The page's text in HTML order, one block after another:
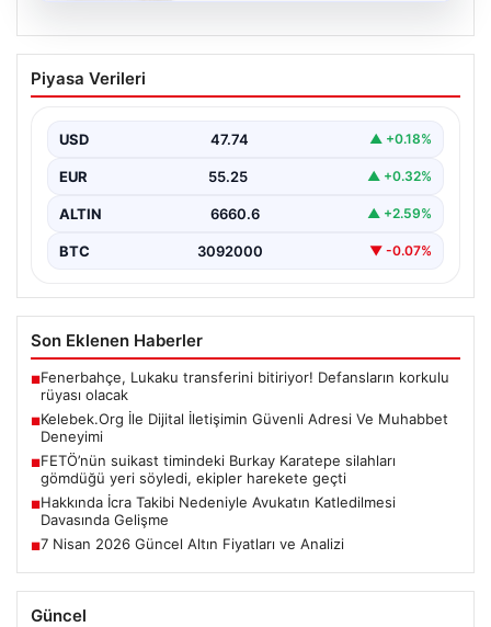
Kelebek.Org İle Dijital İletişimin Güvenli
Adresi Ve Muhabbet Deneyimi
oluşturması ciddi bir hassasiyet barındırmaktadır.
Günümüzde birçok…
Piyasa Verileri
USD 47.74 ▲ +0.18%
EUR 55.25 ▲ +0.32%
ALTIN 6660.6 ▲ +2.59%
BTC 3092000 ▼ -0.07%
Son Eklenen Haberler
■Fenerbahçe, Lukaku transferini bitiriyor! Defansların korkulu
rüyası olacak
■Kelebek.Org İle Dijital İletişimin Güvenli Adresi Ve Muhabbet
Deneyimi
■FETÖ’nün suikast timindeki Burkay Karatepe silahları
gömdüğü yeri söyledi, ekipler harekete geçti
■Hakkında İcra Takibi Nedeniyle Avukatın Katledilmesi
Davasında Gelişme
■7 Nisan 2026 Güncel Altın Fiyatları ve Analizi
Güncel